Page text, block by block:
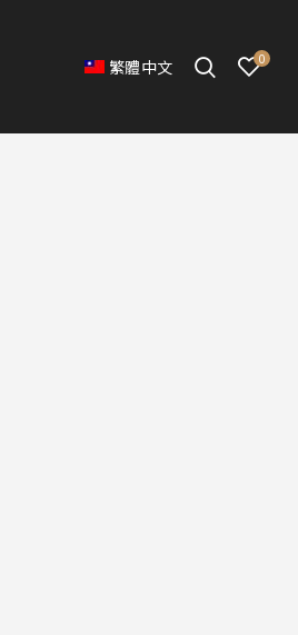
繁體中文 0